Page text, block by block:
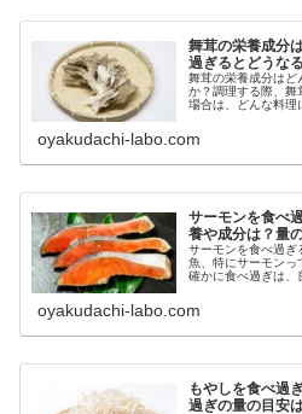
舞茸の栄養成分
過ぎるとどうな
舞茸の栄養成分はど
か？調理する際、舞
場合は、どんな料理
oyakudachi-labo.com
サーモンを食べ
養や成分は？量
サーモンを食べ過ぎ
魚、特にサーモンっ
確かに食べ過ぎは、
oyakudachi-labo.com
もやしを食べ過
過ぎの量の目安